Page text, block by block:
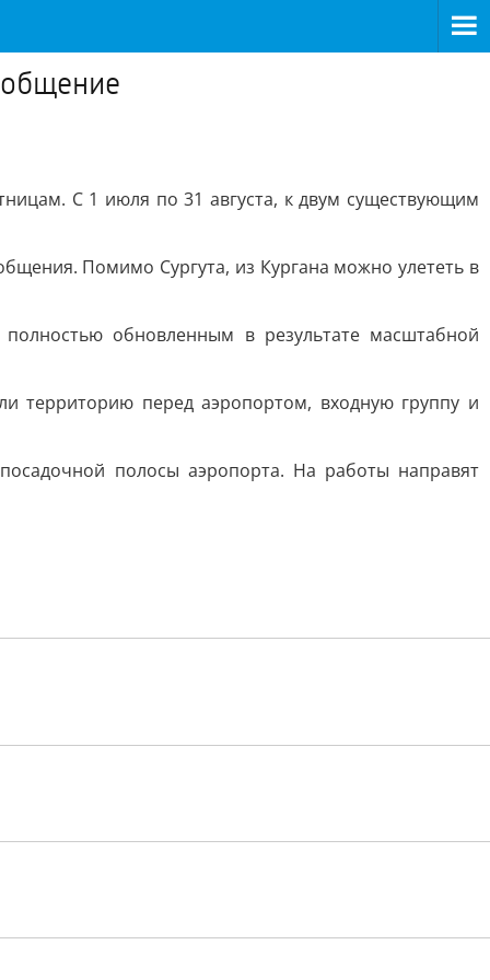
С 1 июля по 31 августа, к двум существующим
Помимо Сургута, из Кургана можно улететь в
обновленным в результате масштабной
территорию перед аэропортом, входную группу и
полосы аэропорта. На работы направят